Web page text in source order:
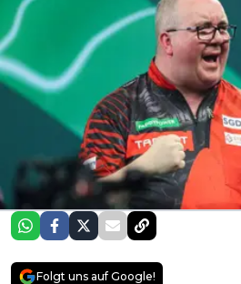
Folgt uns auf Google!